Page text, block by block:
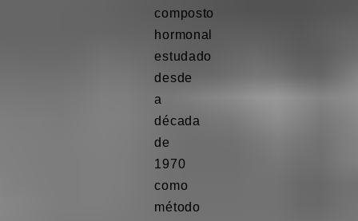
composto
hormonal
estudado
desde
a
década
de
1970
como
método